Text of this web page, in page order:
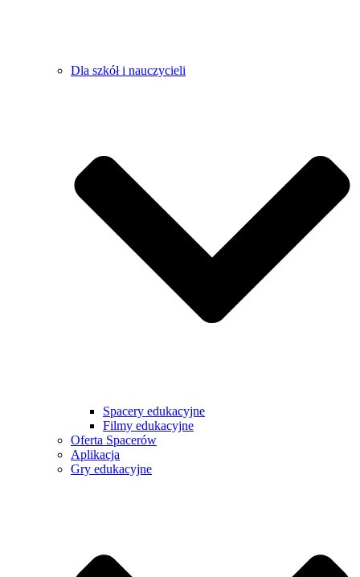
Dla szkół i nauczycieli
Spacery edukacyjne
Filmy edukacyjne
Oferta Spacerów
Aplikacja
Gry edukacyjne